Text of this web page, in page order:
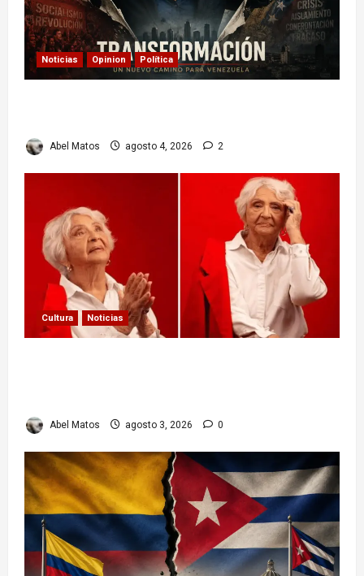
Noticias Opinion Política
Abel Matos agosto 4, 2026 2
Cultura Noticias
Abel Matos agosto 3, 2026 0